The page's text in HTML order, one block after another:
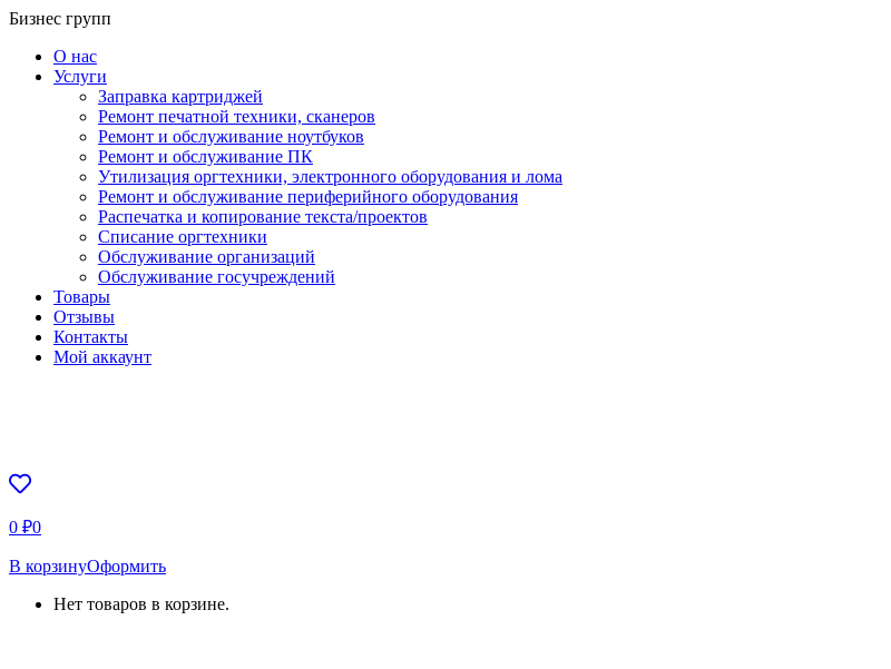
Перейти
содержанию
Бизнес групп
О нас
Услуги
Заправка картриджей
Ремонт печатной техники, сканеров
Ремонт и обслуживание ноутбуков
Ремонт и обслуживание ПК
Утилизация оргтехники, электронного оборудования и лома
Ремонт и обслуживание периферийного оборудования
Распечатка и копирование текста/проектов
Списание оргтехники
Обслуживание организаций
Обслуживание госучреждений
Товары
Отзывы
Контакты
Мой аккаунт
0 ₽0
В корзинуОформить
Нет товаров в корзине.